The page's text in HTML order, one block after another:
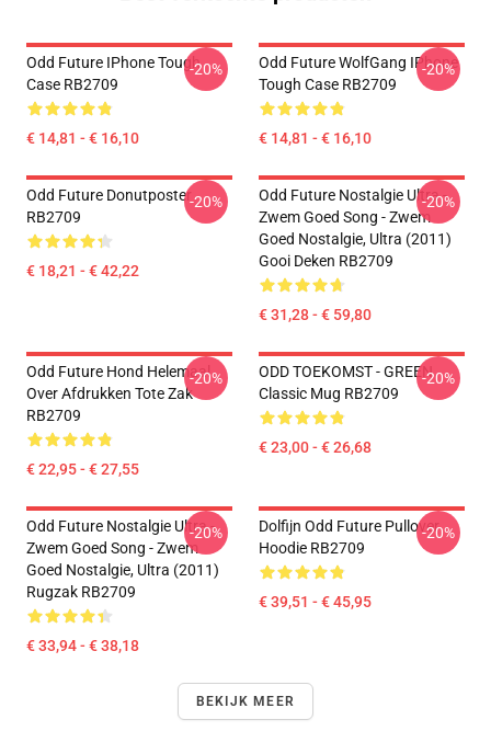
Odd Future IPhone Tough
Case RB2709
€ 14,81 - € 16,10
-20%
Odd Future WolfGang IPhone
Tough Case RB2709
€ 14,81 - € 16,10
-20%
Odd Future Donutposter
RB2709
€ 18,21 - € 42,22
-20%
Odd Future Nostalgie Ultra -
Zwem Goed Song - Zwem
Goed Nostalgie, Ultra (2011)
Gooi Deken RB2709
€ 31,28 - € 59,80
-20%
Odd Future Hond Helemaal
Over Afdrukken Tote Zak
RB2709
€ 22,95 - € 27,55
-20%
ODD TOEKOMST - GREEN
Classic Mug RB2709
€ 23,00 - € 26,68
-20%
Odd Future Nostalgie Ultra -
Zwem Goed Song - Zwem
Goed Nostalgie, Ultra (2011)
Rugzak RB2709
€ 33,94 - € 38,18
-20%
Dolfijn Odd Future Pullover
Hoodie RB2709
€ 39,51 - € 45,95
-20%
BEKIJK MEER